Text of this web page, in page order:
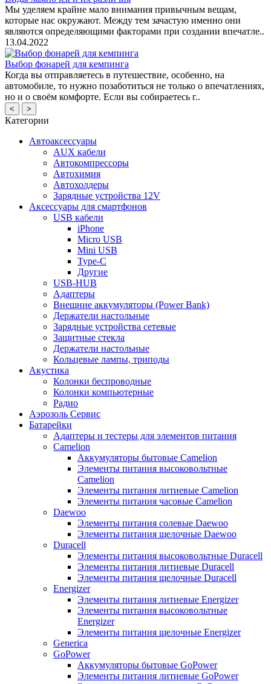
Мы уделяем крайне мало внимания привычным вещам,
которые нас окружают. Между тем зачастую именно они
являются определяющими факторами при создании впечатле..
13.04.2022
Выбор фонарей для кемпинга
Когда вы отправляетесь в путешествие, особенно, на
автомобиле, то нужно позаботиться не только о впечатлениях,
но и о своём комфорте. Если вы собираетесь г..
< >
Категории
Автоаксессуары
AUX кабели
Автокомпрессоры
Автохимия
Автохолдеры
Зарядные устройства 12V
Аксессуары для смартфонов
USB кабели
iPhone
Micro USB
Mini USB
Type-C
Другие
USB-HUB
Адаптеры
Внешние аккумуляторы (Power Bank)
Держатели настольные
Зарядные устройства сетевые
Защитные стекла
Держатели настольные
Кольцевые лампы, триподы
Акустика
Колонки беспроводные
Колонки компьютерные
Радио
Аэрозоль Сервис
Батарейки
Aдаптеры и тестеры для элементов питания
Camelion
Аккумуляторы бытовые Camelion
Элементы питания высоковольтные
Camelion
Элементы питания литиевые Camelion
Элементы питания часовые Camelion
Daewoo
Элементы питания солевые Daewoo
Элементы питания щелочные Daewoo
Duracell
Элементы питания высоковольтные Duracell
Элементы питания литиевые Duracell
Элементы питания щелочные Duracell
Energizer
Элементы питания литиевые Energizer
Элементы питания высоковольтные
Energizer
Элементы питания щелочные Energizer
Generica
GoPower
Аккумуляторы бытовые GoPower
Элементы питания литиевые GoPower